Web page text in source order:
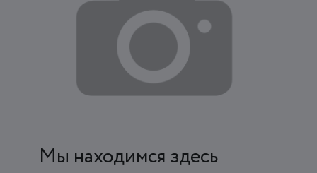
Мы находимся здесь